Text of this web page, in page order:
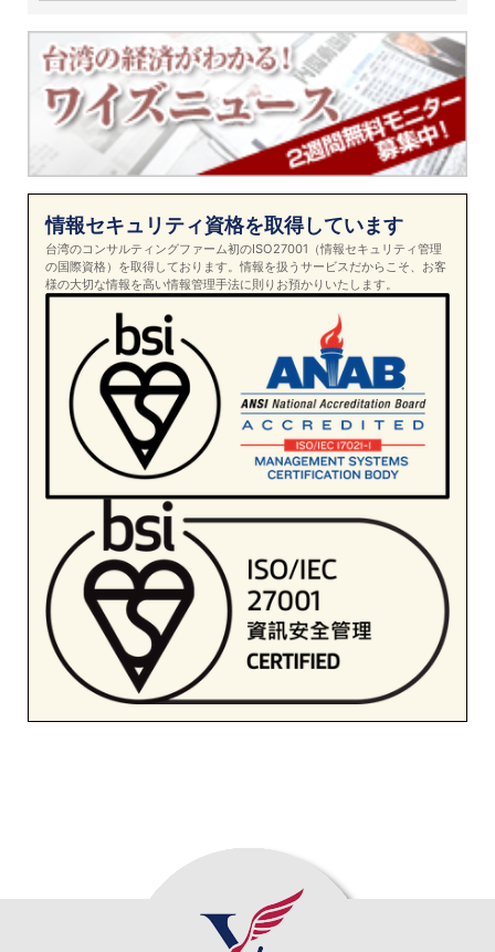
情報セキュリティ資格を取得しています
台湾のコンサルティングファーム初のISO27001（情報セキュリティ管理
の国際資格）を取得しております。情報を扱うサービスだからこそ、お客
様の大切な情報を高い情報管理手法に則りお預かりいたします。